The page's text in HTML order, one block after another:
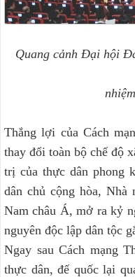
Quang cảnh Đại hội
Thắng lợi của Cách
thay đổi toàn bộ chế độ
trị của thực dân phong
dân chủ cộng hòa,
Nam châu Á, mở ra kỷ
nguyên độc lập dân tộc
Ngay sau Cách mạng
thực dân, đế quốc lại